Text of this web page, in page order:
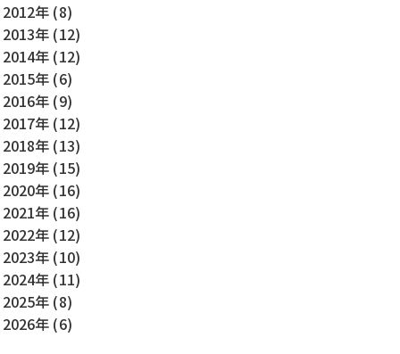
2012年 (8)
2013年 (12)
2014年 (12)
2015年 (6)
2016年 (9)
2017年 (12)
2018年 (13)
2019年 (15)
2020年 (16)
2021年 (16)
2022年 (12)
2023年 (10)
2024年 (11)
2025年 (8)
2026年 (6)